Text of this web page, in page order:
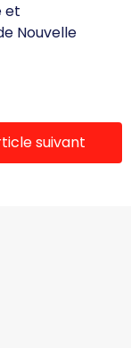
et
Nouvelle
suivant